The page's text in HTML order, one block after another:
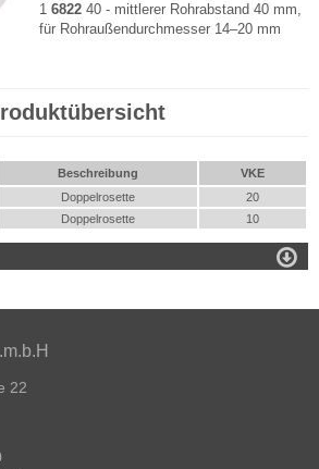
16822 40 - mittlerer Rohrabstand 40 mm,
für Rohraußendurchmesser 14–20 mm
Beschreibung
VKE
Doppelrosette
20
Doppelrosette 10

22